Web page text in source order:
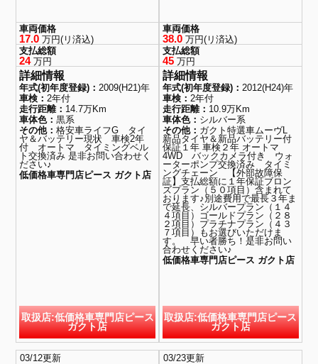
車両価格
17.0 万円(リ済込)
支払総額
24万円
詳細情報
年式(初年度登録)： 2009(H21)年
車検： 2年付
走行距離： 14.7万Km
車体色：黒系
その他：格安車ライフG タイ
ヤ＆バッテリー現状 車検2年
付 オートマ タイミングベル
ト交換済み 是非お問い合わせく
ださい♪
低価格車専門店ピース ガクト店
取扱店:低価格車専門店ピース
ガクト店
車両価格
38.0万円(リ済込)
支払総額
45万円
詳細情報
年式(初年度登録)： 2012(H24)年
車検： 2年付
走行距離： 10.9万Km
車体色： シルバー系
その他： ガクト特選車ムーヴL
新品タイヤ＆新品バッテリー付
保証１年 車検２年 オートマ
4WD バックカメラ付き ウォ
ーターポンプ交換済み タイミ
ングチェーン 【外部故障保
証】支払総額に１年保証ブロン
ズプラン（５０項目）含まれて
おります♪別途費用で最長３年ま
で延長、シルバープラン（１４
４項目）ゴールドプラン（２８
２項目）プラチナプラン（４３
７項目）もお選びいただけま
す。 早い者勝ち！是非お問い
合わせください♪
低価格車専門店ピース ガクト店
取扱店:低価格車専門店ピース
ガクト店
03/12更新 03/23更新